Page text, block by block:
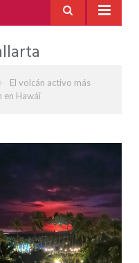
El volcán activo más
en Hawái